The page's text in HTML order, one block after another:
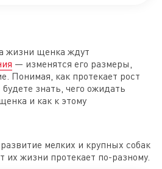
жизни щенка ждут
— изменятся его размеры,
Понимая, как протекает рост
знать, чего ожидать
и как к этому
мелких и крупных собак
их жизни протекает по-разному.